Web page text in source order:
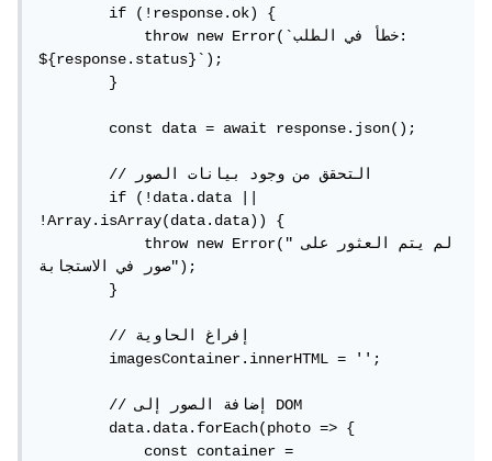
        if (!response.ok) {
            throw new Error(`خطأ في الطلب:
${response.status}`);
        }
        const data = await response.json();
        // التحقق من وجود بيانات الصور
        if (!data.data ||
!Array.isArray(data.data)) {
            throw new Error("لم يتم العثور على
صور في الاستجابة");
        }
        // إفراغ الحاوية
        imagesContainer.innerHTML = '';
        // إضافة الصور إلى DOM
        data.data.forEach(photo => {
            const container =